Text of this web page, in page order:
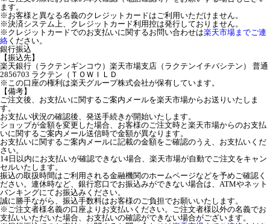
ます。
※お客様と異なる名義のクレジットカードはご利用いただけません。
※決済システム上、クレジットカード利用控は発行しておりません。
※クレジットカードでのお支払いに関するお問い合わせは楽天市場までご連
絡 ください。
銀行振込
【振込先】
楽天銀行（ラクテンギンコウ）楽天市場支店（ラクテンイチバシテン） 普通
2856703 ラクテン（ＴＯＷＩＬＤ
※この口座の権利は楽天グループ株式会社が保有しています。
【備考】
ご注文後、お支払いに関するご案内メールを楽天市場からお送りいたしま
す。
お支払い状況の確認後、発送手続きが開始いたします。
ショップが金額を変更した場合、お客様のご注文時と楽天市場からのお支払
いに関するご案内メール送信時で金額が異なります。
お支払いに関するご案内メールに記載の金額をご確認のうえ、お支払いくだ
さい。
14日以内にお支払いが確認できない場合、楽天市場が自動でご注文をキャン
セルいたします。
振込の取扱時間はご利用される金融機関のホームページなどを予めご確認く
ださい。連休時など、銀行窓口でお振込みができない場合は、ATMやネット
バンキングにてお振込みください。
誠に勝手ながら、振込手数料はお客様のご負担でお願いいたします。
※ご注文者様名義の口座よりお支払いください。ご注文者様以外の名義でお
支払いいただいた場合、お支払いの確認ができない場合がございます。